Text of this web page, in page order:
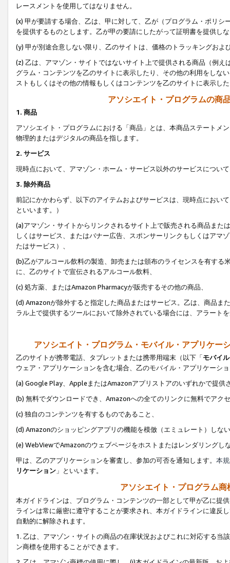
レースメントを使用してはなりません。
(x) 甲が要請する場合、乙は、甲に対して、乙が（プログラム・ポリ
を提供するものとします。乙が甲の要請にしたがって証明書を提供し
(y) 甲が別途合意しない限り、乙のサイトは、価格のトラッキングお
(z) 乙は、アマゾン・サイトではないサイト上で提供される商品（例
グラム・コンテンツを乙のサイトに表示したり、その他の利用をしな
ストもしくはその他の情報もしくはコンテンツを乙のサイトに表示し
アソシエイト・プログラムの商
1. 商品
アソシエイト・プログラムにおける「商品」とは、本商品ステートメ
物理的またはデジタルの商品を指します。
2. サービス
現時点において、アマゾン・ホーム・サービス以外のサービスについ
3. 除外商品
前記にかかわらず、以下のアイテムおよびサービスは、現時点におい
といいます。）
(a)アマゾン・サイトからリンクされるサイト上で販売される商品ま
しくはサービス、またはバナー広告、スポンサーリンクもしくはアマ
たはサービス）、
(b)乙がアルコール飲料の製造、卸売または頒布のライセンスを有す
に、乙のサイトで宣伝されるアルコール飲料、
(c) 処方薬、またはAmazon Pharmacyが販売するその他の商品、
(d) Amazonが除外すると指定した商品またはサービス。乙は、商品ま
ラル上で提供するツールにおいて除外されている場合には、アラート
アソシエイト・プログラム・モバイル・アプリケー
乙のサイトが携帯電話、タブレットまたは携帯用端末（以下「モバイ
ウェア・アプリケーションを含む場合、乙のモバイル・アプリケーシ
(a) Google Play、AppleまたはAmazonアプリストアのいずれかで提供
(b) 無料でダウンロードでき、Amazonへの全てのリンクに無料でアク
(c) 独自のコンテンツを有するものであること、
(d) Amazonのショッピングアプリの機能を模倣（エミュレート）しな
(e) WebViewでAmazonのウェブページをホストまたはレンダリングし
甲は、乙のアプリケーションを審査し、参加の可否を通知します。 本
リケーション 」といいます。
アソシエイト・プログラム
本ガイドラインは、プログラム・コンテンツの一部として甲が乙に提
ラインは常に厳密に遵守することが要求され、本ガイドラインに違反
自動的に解除されます。
1. 乙は、アマゾン・サイトの商品の在庫状況およびこれに対応する
ン商標を使用することができます。